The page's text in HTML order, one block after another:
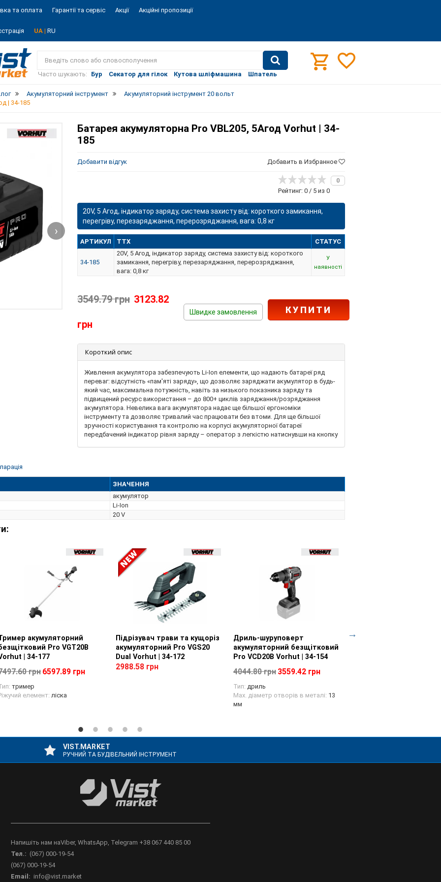
та оплата Гарантії та сервіс Акції Акційні пропозиції
UA | RU
market
Часто шукають: Бур Секатор для гілок Кутова шліфмашина Шпатель
Акумуляторний інструмент
Акумуляторний інструмент 20 вольт
| 34-185
›
Батарея акумуляторна Pro VBL205, 5Агод Vorhut | 34-
185
Добавити відгук Добавить в Избранное
0
Рейтинг: 0 / 5 из 0
20V, 5 Агод, індикатор заряду, система захисту від: короткого замикання,
перегріву, перезаряджання, перерозряджання, вага: 0,8 кг
АРТИКУЛ ТТХ СТАТУС
34-185
20V, 5 Агод, індикатор заряду, система захисту від: короткого
замикання, перегріву, перезаряджання, перерозряджання,
вага: 0,8 кг
У
наявності
3549.79 грн 3123.82
грн
Швидке замовлення КУПИТИ
Короткий опис
Живлення акумулятора забезпечують Li-Ion елементи, що надають батареї ряд
переваг: відсутність «пам'яті заряду», що дозволяє заряджати акумулятор в будь-
який час, максимальна потужність, навіть за низького показника заряду та
підвищений ресурс використання – до 800+ циклів заряджання/розряджання
акумулятора. Невелика вага акумулятора надає ще більшої ергономіки
інструменту та дозволяє тривалий час працювати без втоми. Для ще більшої
зручності користування та контролю на корпусі акумуляторної батареї
передбачений індикатор рівня заряду – оператор з легкістю натиснувши на кнопку
автоматично та робота двигуна припиниться; Від перегріву – коли температура
батареї стане критично високою, інструмент відключається автоматично та
робота двигуна припиниться; Від короткого замикання
ЗНАЧЕННЯ
акумулятор
Li-Ion
20 V
Перегляд товару
акумуляторний
Pro VGT20B
| 34-177
грн 6597.89 грн
тример
елемент: ліска
Перегляд товару
Підрізувач трави та кущоріз
акумуляторний Pro VGS20
Dual Vorhut | 34-172
2988.58 грн
Перегляд товару
Дриль-шуруповерт
акумуляторний безщітковий
Pro VCD20B Vorhut | 34-154
4044.80 грн 3559.42 грн
Тип: дриль
Мах. діаметр отворів в металі: 13
мм
Ланцюг пильний 16" для
VIST.MARKET
РУЧНИЙ ТА БУДІВЕЛЬНИЙ ІНСТРУМЕНТ
Напишіть нам наViber, WhatsApp, Telegram +38 067 440 85 00
Тел.: (067) 000-19-54
(067) 000-19-54
Email: info@vist.market